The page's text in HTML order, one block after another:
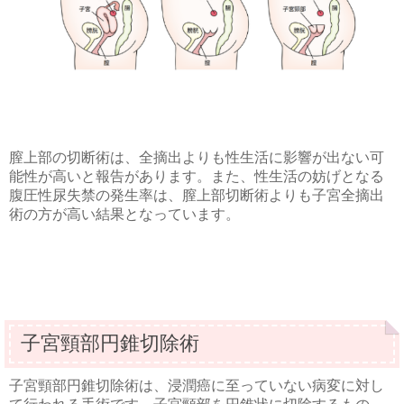
膣上部の切断術は、全摘出よりも性生活に影響が出ない可
能性が高いと報告があります。また、性生活の妨げとなる
腹圧性尿失禁の発生率は、膣上部切断術よりも子宮全摘出
術の方が高い結果となっています。
子宮頸部円錐切除術
子宮頸部円錐切除術は、浸潤癌に至っていない病変に対し